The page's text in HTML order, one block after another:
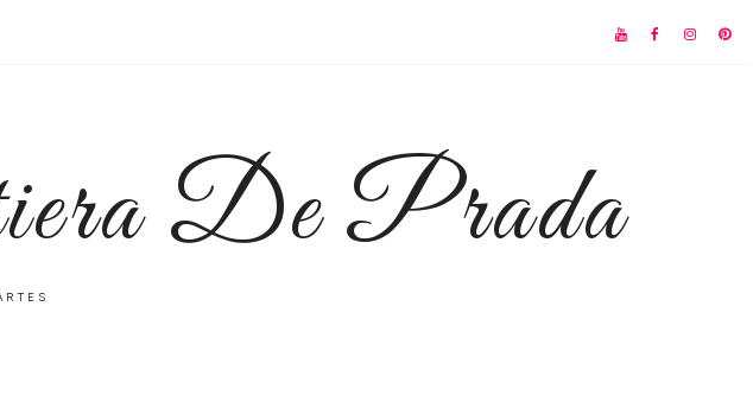
De Prada